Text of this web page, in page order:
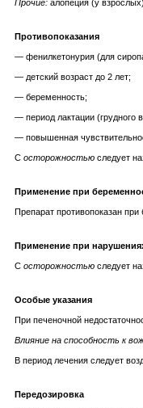
Прочие: алопеция (у взрослых).
Противопоказания
— фенилкетонурия (для
— детский возраст до 2 лет;
— беременность;
— период лактации (грудного
— повышенная
С осторожностью следует
Применение при
Препарат противопоказан при
Применение при
С осторожностью следует
Особые указания
При печеночной
Влияние на способность к
В период лечения следует
Передозировка